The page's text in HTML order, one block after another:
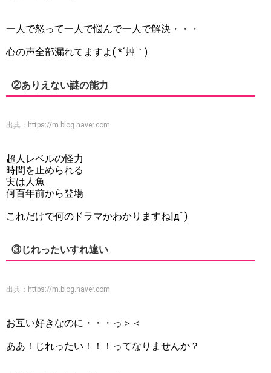
一人で怒って一人で悩んで一人で解決・・・
心の声全部漏れてますよ( *´艸｀)
②ありえない謎の能力
出典： https://m.blog.naver.com
超人レベルの怪力
時間を止められる
実は人魚
何百年前から登場
これだけで何のドラマかわかりますね|дﾟ)
③じれったいすれ違い
出典： https://m.blog.naver.com
お互い好きなのに・・・っ＞＜
ああ！じれったい！！！ってなりませんか？